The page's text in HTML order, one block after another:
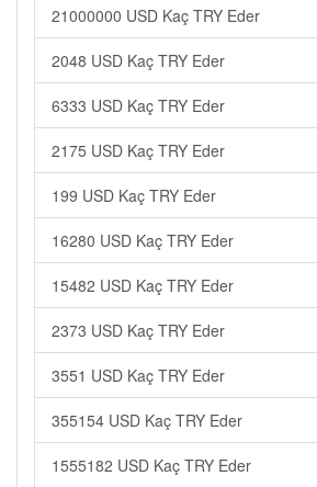
21000000 USD Kaç TRY Eder
2048 USD Kaç TRY Eder
6333 USD Kaç TRY Eder
2175 USD Kaç TRY Eder
199 USD Kaç TRY Eder
16280 USD Kaç TRY Eder
15482 USD Kaç TRY Eder
2373 USD Kaç TRY Eder
3551 USD Kaç TRY Eder
355154 USD Kaç TRY Eder
1555182 USD Kaç TRY Eder